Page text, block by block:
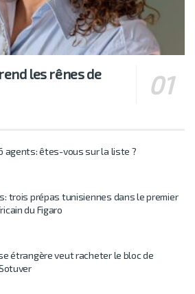
les rênes de
agents: êtes-vous sur la liste ?
trois prépas tunisiennes dans le premier
du Figaro
étrangère veut racheter le bloc de